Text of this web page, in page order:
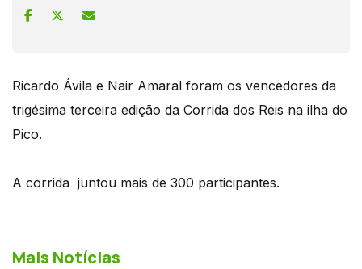
Ricardo Ávila e Nair Amaral foram os vencedores da
trigésima terceira edição da Corrida dos Reis na ilha do
Pico.
A corrida juntou mais de 300 participantes.
Mais Notícias